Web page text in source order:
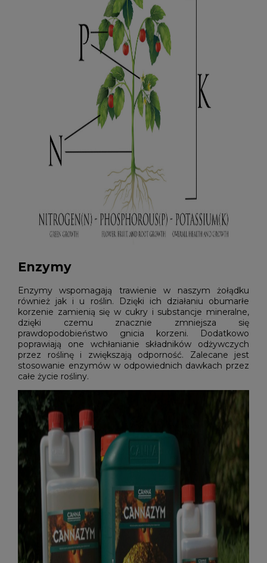
Enzymy
Enzymy wspomagają trawienie w naszym żołądku
również jak i u roślin. Dzięki ich działaniu obumarłe
korzenie zamienią się w cukry i substancje mineralne,
dzięki czemu znacznie zmniejsza się
prawdopodobieństwo gnicia korzeni. Dodatkowo
poprawiają one wchłanianie składników odżywczych
przez roślinę i zwiększają odporność. Zalecane jest
stosowanie enzymów w odpowiednich dawkach przez
całe życie rośliny.